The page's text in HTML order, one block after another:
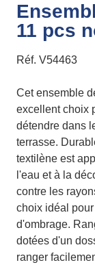
11 pcs
Réf. V54463
Cet ensemble
excellent choix
détendre dans
terrasse.
textilène est
l'eau et à la
contre les
choix idéal
d'ombrage.
dotées d'un
ranger